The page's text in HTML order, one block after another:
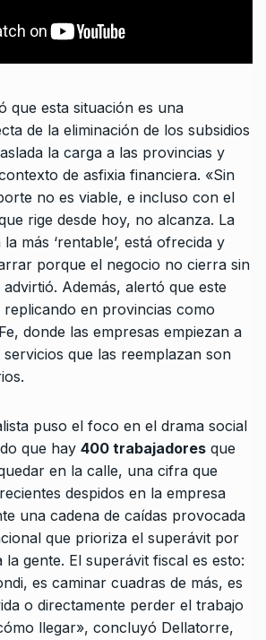
que esta situación es una
de la eliminación de los subsidios
la carga a las provincias y
de asfixia financiera. «Sin
no es viable, e incluso con el
rige desde hoy, no alcanza. La
más ‘rentable’, está ofrecida y
porque el negocio no cierra sin
Además, alertó que este
en provincias como
donde las empresas empiezan a
que las reemplazan son
puso el foco en el drama social
que hay 400 trabajadores que
en la calle, una cifra que
despidos en la empresa
una cadena de caídas provocada
que prioriza el superávit por
gente. El superávit fiscal es esto:
es caminar cuadras de más, es
o directamente perder el trabajo
llegar», concluyó Dellatorre,